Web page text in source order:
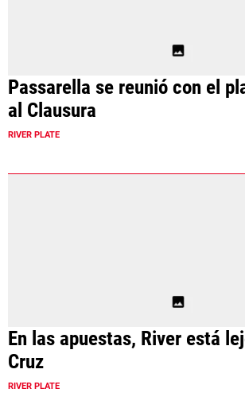
Passarella se reunió con el
al Clausura
RIVER PLATE
En las apuestas, River está
Cruz
RIVER PLATE